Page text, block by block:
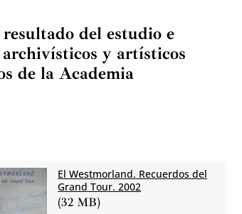
resultado del estudio e
y artísticos
de la Academia
El Westmorland. Recuerdos del
Grand Tour. 2002
(32 MB)